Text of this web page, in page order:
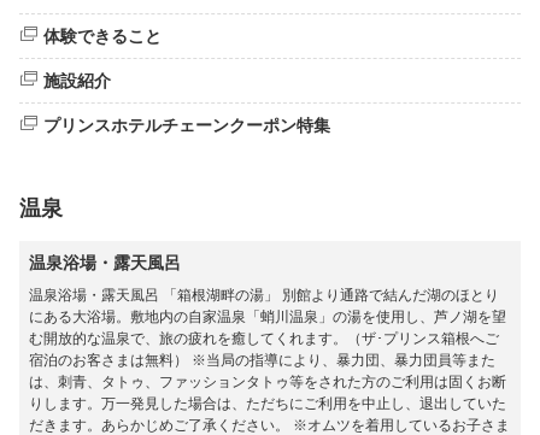
体験できること
施設紹介
プリンスホテルチェーンクーポン特集
温泉
温泉浴場・露天風呂
温泉浴場・露天風呂 「箱根湖畔の湯」 別館より通路で結んだ湖のほとり
にある大浴場。敷地内の自家温泉「蛸川温泉」の湯を使用し、芦ノ湖を望
む開放的な温泉で、旅の疲れを癒してくれます。（ザ･プリンス箱根へご
宿泊のお客さまは無料） ※当局の指導により、暴力団、暴力団員等また
は、刺青、タトゥ、ファッションタトゥ等をされた方のご利用は固くお断
りします。万一発見した場合は、ただちにご利用を中止し、退出していた
だきます。あらかじめご了承ください。 ※オムツを着用しているお子さま